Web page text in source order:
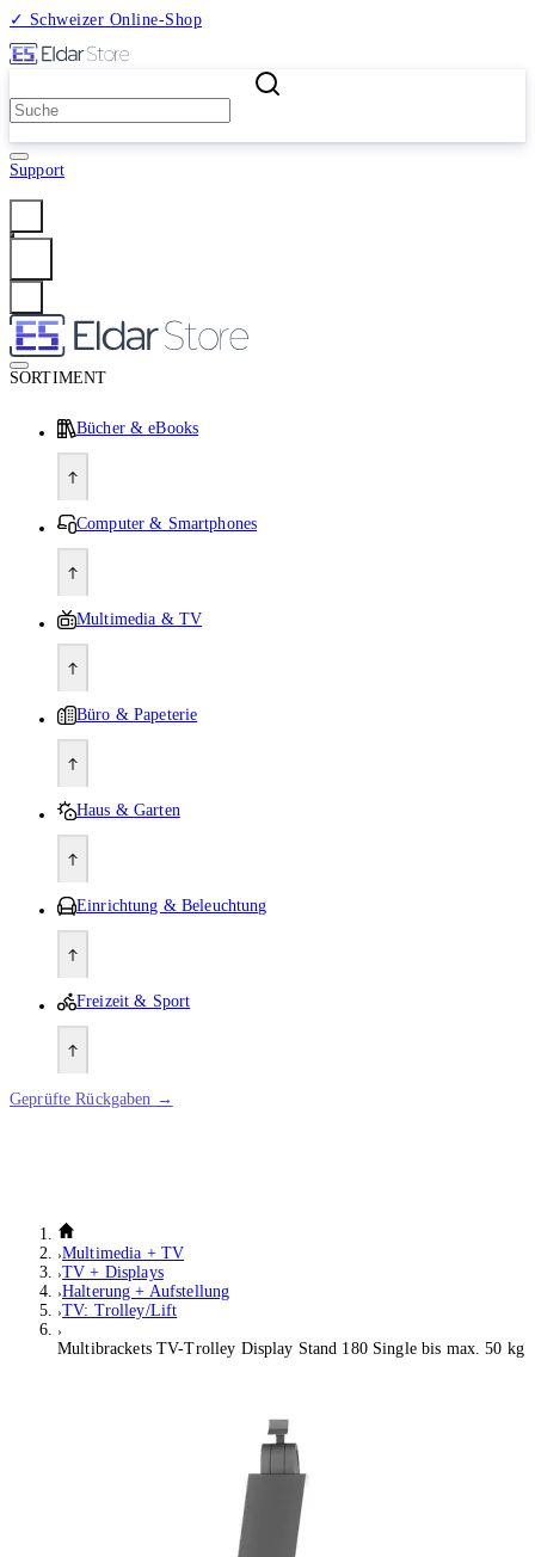
✓ Schweizer Online-Shop
Support
SORTIMENT
Bücher & eBooks
Computer & Smartphones
Multimedia & TV
Büro & Papeterie
Haus & Garten
Einrichtung & Beleuchtung
Freizeit & Sport
Geprüfte Rückgaben →
Multimedia + TV
TV + Displays
Halterung + Aufstellung
TV: Trolley/Lift
Multibrackets TV-Trolley Display Stand 180 Single bis max. 50 kg